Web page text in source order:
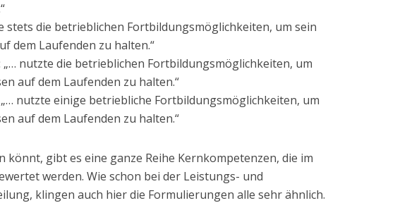
stets die betrieblichen Fortbildungsmöglichkeiten, um sein
dem Laufenden zu halten.“
„… nutzte die betrieblichen Fortbildungsmöglichkeiten, um
auf dem Laufenden zu halten.“
nutzte einige betriebliche Fortbildungsmöglichkeiten, um
auf dem Laufenden zu halten.“
könnt, gibt es eine ganze Reihe Kernkompetenzen, die im
werden. Wie schon bei der Leistungs- und
klingen auch hier die Formulierungen alle sehr ähnlich.